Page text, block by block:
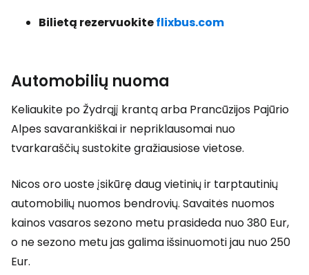
Bilietą rezervuokiteflixbus.com
Automobilių nuoma
Keliaukite po Žydrąjį krantą arba Prancūzijos Pajūrio
Alpes savarankiškai ir nepriklausomai nuo
tvarkaraščių sustokite gražiausiose vietose.
Nicos oro uoste įsikūrę daug vietinių ir tarptautinių
automobilių nuomos bendrovių. Savaitės nuomos
kainos vasaros sezono metu prasideda nuo 380 Eur,
o ne sezono metu jas galima išsinuomoti jau nuo 250
Eur.